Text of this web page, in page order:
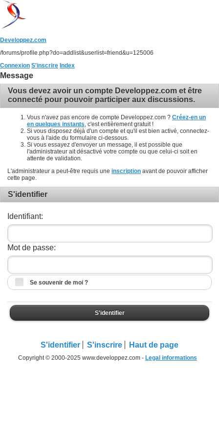
Developpez.com
/forums/profile.php?do=addlist&userlist=friend&u=125006
Connexion S'inscrire Index
Message
Vous devez avoir un compte Developpez.com et être
connecté pour pouvoir participer aux discussions.
Vous n'avez pas encore de compte Developpez.com ? Créez-en un
en quelques instants , c'est entièrement gratuit !
Si vous disposez déjà d'un compte et qu'il est bien activé, connectez-
vous à l'aide du formulaire ci-dessous.
Si vous essayez d'envoyer un message, il est possible que
l'administrateur ait désactivé votre compte ou que celui-ci soit en
attente de validation.
L'administrateur a peut-être requis une inscription avant de pouvoir afficher
cette page.
S'identifier
Identifiant:
Mot de passe:
Se souvenir de moi ?
S'identifier
S'identifier S'inscrire Haut de page
Copyright © 2000-2025 www.developpez.com - Legal informations